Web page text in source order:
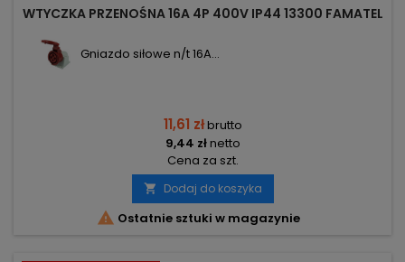
WTYCZKA PRZENOŚNA 16A 4P 400V IP44 13300 FAMATEL
Gniazdo siłowe n/t 16A...
11,61 złbrutto
9,44 złnetto
Cena za szt.
 Dodaj do koszyka
 Ostatnie sztuki w magazynie